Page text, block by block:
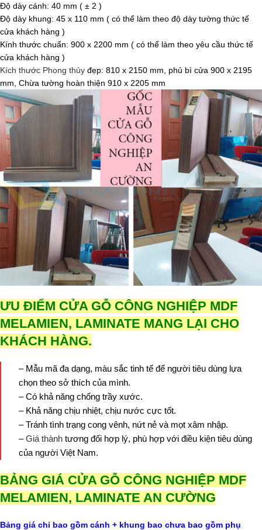
Độ dày cánh: 40 mm ( ± 2 )
Độ dày khung: 45 x 110 mm ( có thể làm theo độ dày tường thức tế
cửa khách hàng )
Kính thước chuẩn: 900 x 2200 mm ( có thể làm theo yêu cầu thức tế
cửa khách hàng )
Kích thước Phong thủy đẹp: 810 x 2150 mm, phủ bì cửa 900 x 2195
mm, Chừa tường hoàn thiện 910 x 2205 mm
ƯU ĐIỂM CỬA GỖ CÔNG NGHIỆP MDF
MELAMIEN, LAMINATE MANG LẠI CHO
KHÁCH HÀNG.
– Mẫu mã đa dạng, màu sắc tinh tế để người tiêu dùng lựa
chọn theo sở thích của mình.
– Có khả năng chống trầy xước.
– Khả năng chịu nhiệt, chịu nước cực tốt.
– Tránh tình trạng cong vênh, nứt nẻ và mọt xâm nhập.
–Giá thành tương đối hợp lý, phù hợp với điều kiện tiêu dùng
của người Việt Nam.
BẢNG GIÁ CỬA GỖ CÔNG NGHIỆP MDF
MELAMIEN, LAMINATE AN CƯỜNG
Bảng giá chỉ bao gồm cánh + khung bao chưa bao gồm phụ